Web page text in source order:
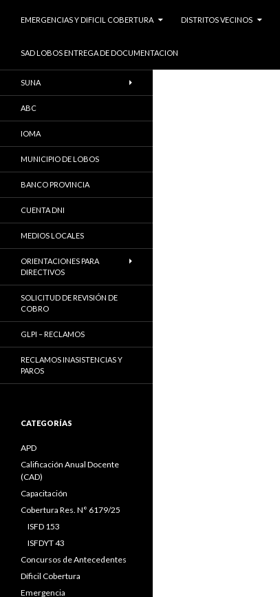
EMERGENCIAS Y DIFICIL COBERTURA DISTRITOS VECINOS
SAD LOBOS ENTREGA DE DOCUMENTACION
SUNA
ABC
IOMA
MUNICIPIO DE LOBOS
BANCO PROVINCIA
CUENTA DNI
MEDIOS LOCALES
ORIENTACIONES PARA
DIRECTIVOS
SOLICITUD DE REVISIÓN DE
COBRO
GLPI – RECLAMOS
RECLAMOS INASISTENCIAS Y
PAROS
CATEGORÍAS
APD
Calificación Anual Docente
(CAD)
Capacitación
Cobertura Res. N° 6179/25
ISFD 153
ISFDYT 43
Concursos de Antecedentes
Díficil Cobertura
Emergencia